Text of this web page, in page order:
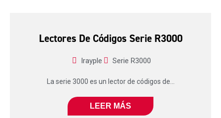
Lectores De Códigos Serie R3000
Irayple Serie R3000
La serie 3000 es un lector de códigos de...
LEER MÁS